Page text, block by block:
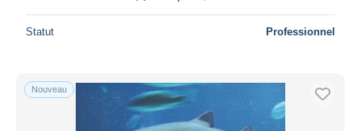
Statut Professionnel
Nouveau